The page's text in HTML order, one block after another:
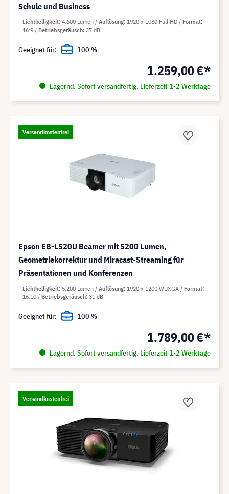
Schule und Business
1.259,00 €*
Lagernd. Sofort versandfertig. Lieferzeit 1-2 Werktage
Lichthelligkeit 4.600 Lumen Auflösung 1920 x 1080 Full HD
Format
16:9
Betriebsgeräusch 37 dB
Geeignet für: 100 %
Versandkostenfrei
Epson EB-L520U Beamer mit 5200 Lumen,
Geometriekorrektur und Miracast-Streaming für
Präsentationen und Konferenzen
1.789,00 €*
Lagernd. Sofort versandfertig. Lieferzeit 1-2 Werktage
Lichthelligkeit 5.200 Lumen Auflösung 1920 x 1200 WUXGA
Format
16:10
Betriebsgeräusch 31 dB
Geeignet für: 100 %
Versandkostenfrei